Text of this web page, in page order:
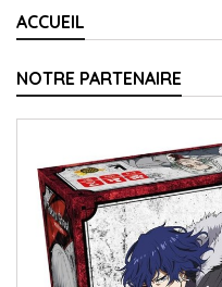
ACCUEIL
NOTRE PARTENAIRE